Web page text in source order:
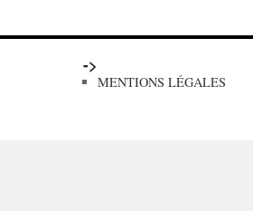
->
MENTIONS LÉGALES